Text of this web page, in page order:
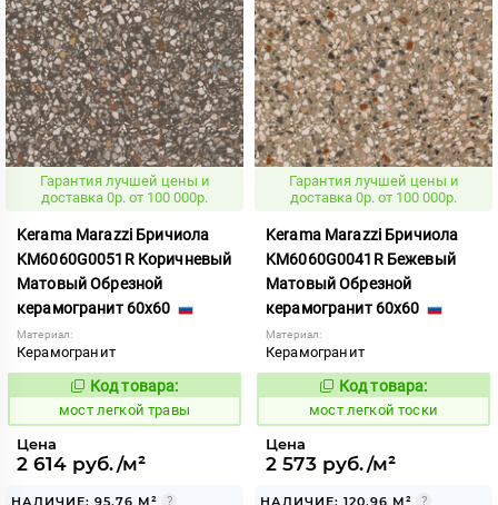
Гарантия лучшей цены и
доставка 0р. от 100 000р.
Kerama Marazzi Бричиола
KM6060G0051R Коричневый
Матовый Обрезной
керамогранит 60x60
Материал:
Керамогранит
1021232
Код товара:
мост легкой травы
Цена
2 614 руб./м²
НАЛИЧИЕ: 95.76 М²
Гарантия лучшей цены и
доставка 0р. от 100 000р.
Kerama Marazzi Бричиола
KM6060G0041R Бежевый
Матовый Обрезной
керамогранит 60x60
Материал:
Керамогранит
1021231
Код товара:
мост легкой тоски
Цена
2 573 руб./м²
НАЛИЧИЕ: 120.96 М²